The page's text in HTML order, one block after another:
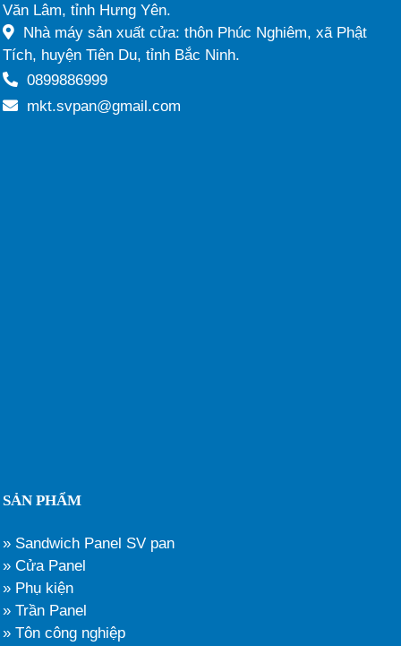
Văn Lâm, tỉnh Hưng Yên.
Nhà máy sản xuất cửa: thôn Phúc Nghiêm, xã Phật
Tích, huyện Tiên Du, tỉnh Bắc Ninh.
0899886999
mkt.svpan@gmail.com
SẢN PHẨM
» Sandwich Panel SV pan
» Cửa Panel
» Phụ kiện
» Trần Panel
» Tôn công nghiệp